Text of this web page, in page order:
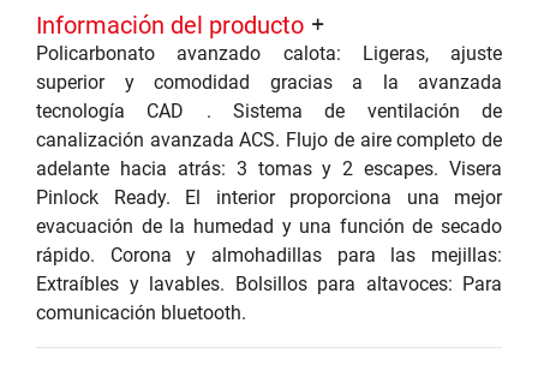
Información del producto
Policarbonato avanzado calota: Ligeras, ajuste
superior y comodidad gracias a la avanzada
tecnología CAD . Sistema de ventilación de
canalización avanzada ACS. Flujo de aire completo de
adelante hacia atrás: 3 tomas y 2 escapes. Visera
Pinlock Ready. El interior proporciona una mejor
evacuación de la humedad y una función de secado
rápido. Corona y almohadillas para las mejillas:
Extraíbles y lavables. Bolsillos para altavoces: Para
comunicación bluetooth.